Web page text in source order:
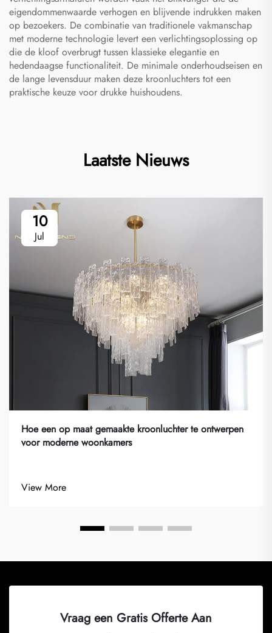
eigendommenwaarde verhogen en blijvende indrukken maken
op bezoekers. De combinatie van traditionele vakmanschap
met moderne technologie levert een verlichtingsoplossing op
die de kloof overbrugt tussen klassieke elegantie en
hedendaagse functionaliteit. De minimale onderhoudseisen en
de lange levensduur maken deze kroonluchters tot een
praktische keuze voor drukke huishoudens.
Laatste Nieuws
10
Jul
Hoe een op maat gemaakte kroonluchter te ontwerpen
voor moderne woonkamers
View More
Vraag een Gratis Offerte Aan